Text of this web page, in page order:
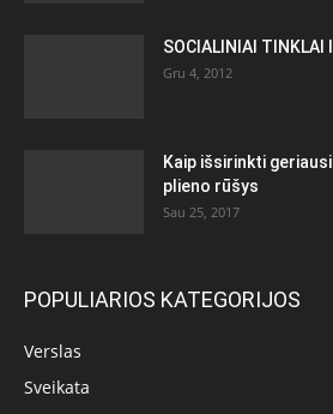
SOCIALINIAI TINKLAI
Gru 4, 2012
Kaip išsirinkti
plieno rūšys
Sau 25, 2017
POPULIARIOS KATEGORIJOS
Verslas
Sveikata